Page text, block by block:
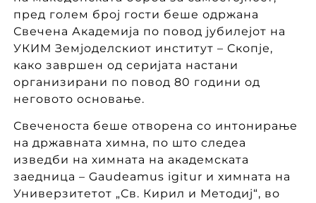
пред голем број гости беше одржана
Свечена Академија по повод јубилејот на
УКИМ Земјоделскиот институт – Скопје,
како завршен од серијата настани
организирани по повод 80 години од
неговото основање.
Свеченоста беше отворена со интонирање
на државната химна, по што следеа
изведби на химната на академската
заедница – Gaudeamus igitur и химната на
Универзитетот „Св. Кирил и Методиј“, во